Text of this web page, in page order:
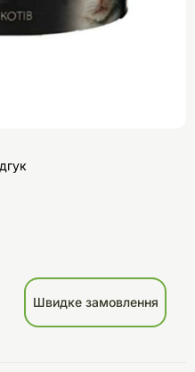
Швидке замовлення